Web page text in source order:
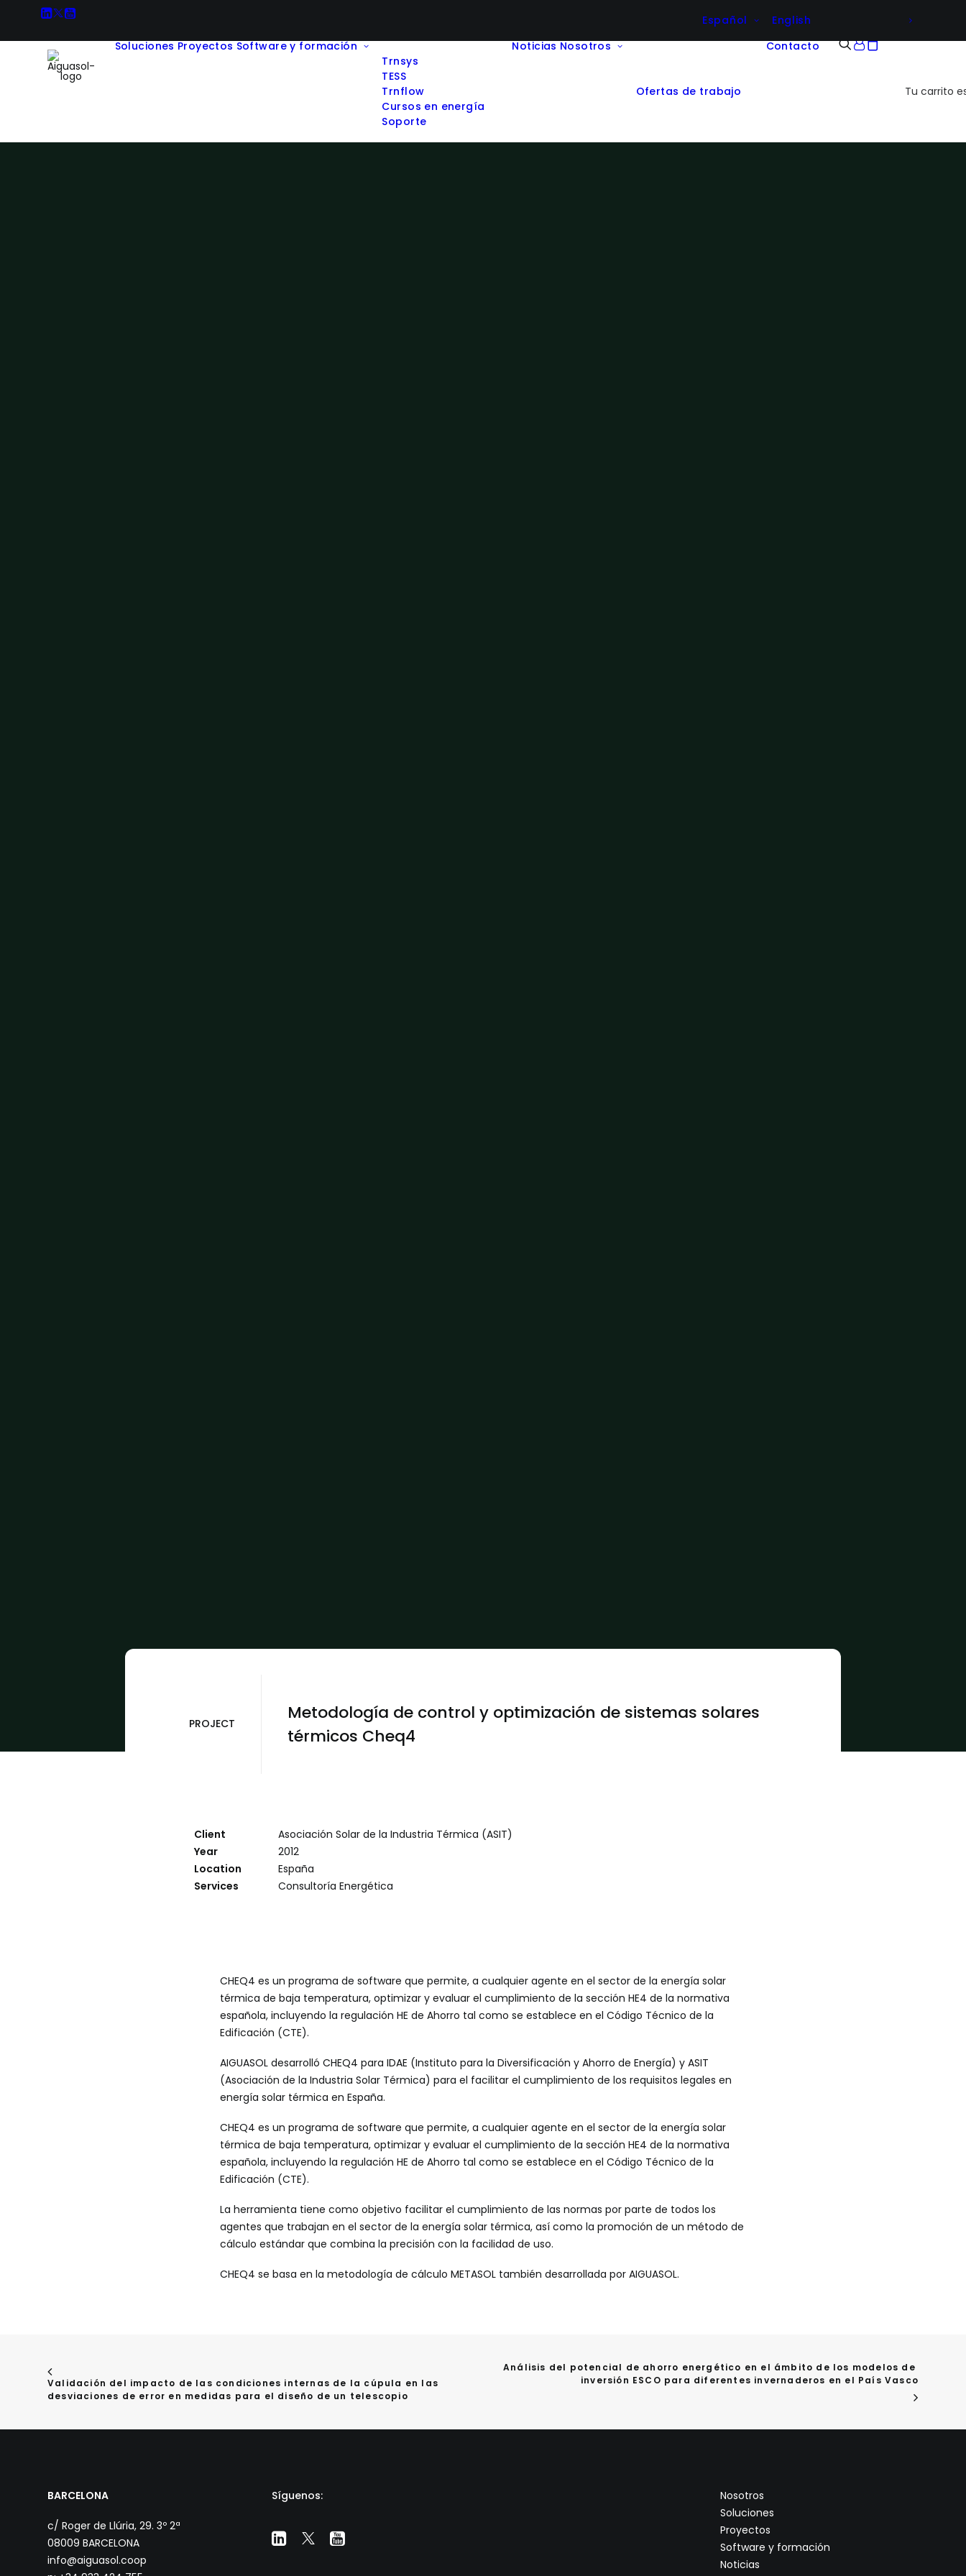
Español
English
Soluciones Proyectos Software y formación
Trnsys
TESS
Trnflow
Cursos en energía
Soporte
Noticias Nosotros
Ofertas de trabajo
Contacto
Tu carrito
PROJECT
Metodología de control y optimización de sistemas solares
térmicos Cheq4
Client
Asociación Solar de la Industria Térmica (ASIT)
Year
2012
Location
España
Services
Consultoría Energética
CHEQ4 es un programa de software que permite, a cualquier agente en el sector de la energía solar
térmica de baja temperatura, optimizar y evaluar el cumplimiento de la sección HE4 de la normativa
española, incluyendo la regulación HE de Ahorro tal como se establece en el Código Técnico de la
Edificación (CTE).
AIGUASOL desarrolló CHEQ4 para IDAE (Instituto para la Diversificación y Ahorro de Energía) y ASIT
(Asociación de la Industria Solar Térmica) para el facilitar el cumplimiento de los requisitos legales en
energía solar térmica en España.
CHEQ4 es un programa de software que permite, a cualquier agente en el sector de la energía solar
térmica de baja temperatura, optimizar y evaluar el cumplimiento de la sección HE4 de la normativa
española, incluyendo la regulación HE de Ahorro tal como se establece en el Código Técnico de la
Edificación (CTE).
La herramienta tiene como objetivo facilitar el cumplimiento de las normas por parte de todos los
agentes que trabajan en el sector de la energía solar térmica, así como la promoción de un método de
cálculo estándar que combina la precisión con la facilidad de uso.
CHEQ4 se basa en la metodología de cálculo METASOL también desarrollada por AIGUASOL.
Validación del impacto de las condiciones internas de la cúpula en las
desviaciones de error en medidas para el diseño de un telescopio
Análisis del potencial de ahorro energético en el ámbito de los modelos de
inversión ESCO para diferentes invernaderos en el País Vasco
BARCELONA
c/ Roger de Llúria, 29. 3º 2ª
08009 BARCELONA
info@aiguasol.coop
Síguenos:
Nosotros
Soluciones
Proyectos
Software y formación
Noticias